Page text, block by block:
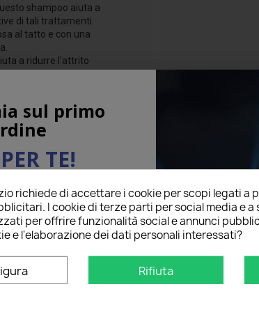
shampoo aiuta a
di tali trattamenti.
al tatto e con una
a ridurre l'attrito
o "swirls"
a mano tradizionale
versatile per
economico nell'uso.
che risponde
e protetta con un
ceramica per una
richiede di accettare i cookie per scopi legati a
I cookie di terze parti per social media e
per offrire funzionalità social e annunci
e l'elaborazione dei dati personali interessati?
Rifiuta
sul primo
TE!
qui sotto per ricevere il
sul tuo primo ordine!